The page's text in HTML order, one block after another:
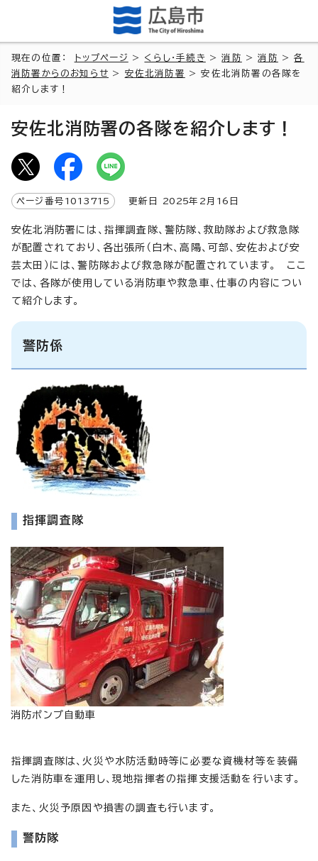
現在の位置： トップページ > くらし・手続き >消防 >消防 >各
消防署からのお知らせ > 安佐北消防署
> 安佐北消防署の各隊を
紹介します！
安佐北消防署の各隊を紹介します！
ページ番号 1013715 更新日 2025年2月 16 日
安佐北消防署には、指揮調査隊、警防隊、救助隊および救急隊
が配置されており、各出張所（白木、高陽、可部、安佐および安
芸太田）には、警防隊および救急隊が配置されています。 ここ
では、各隊が使用している消防車や救急車、仕事の内容につい
て紹介します。
警防係
指揮調査隊
消防ポンプ自動車
指揮調査隊は、火災や水防活動時等に必要な資機材等を装備
した消防車を運用し、現地指揮者の指揮支援活動を行います。
また、火災予原因や損害の調査も行います。
警防隊